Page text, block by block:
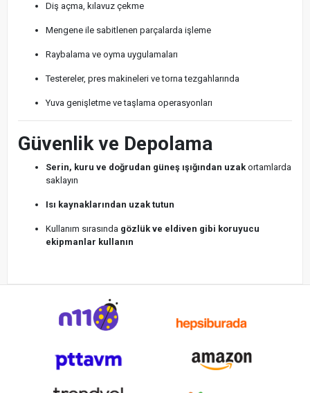
Diş açma, kılavuz çekme
Mengene ile sabitlenen parçalarda işleme
Raybalama ve oyma uygulamaları
Testereler, pres makineleri ve torna tezgahlarında
Yuva genişletme ve taşlama operasyonları
Güvenlik ve Depolama
Serin, kuru ve doğrudan güneş ışığından uzak ortamlarda
saklayın
Isı kaynaklarından uzak tutun
Kullanım sırasında gözlük ve eldiven gibi koruyucu
ekipmanlar kullanın